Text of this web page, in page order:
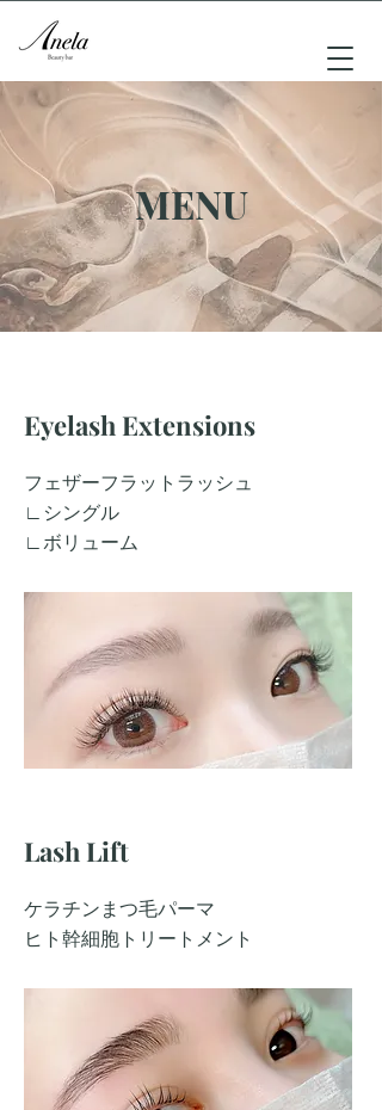
MENU
​Eyelash Extensions
フェザーフラットラッシュ
∟シングル
∟ボリューム
​Lash Lift
ケラチンまつ毛パーマ
​ヒト幹細胞トリートメント